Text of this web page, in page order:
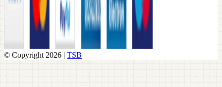
© Copyright 2026 | TSB